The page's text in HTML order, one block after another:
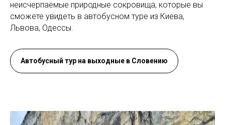
неисчерпаемые природные сокровища, которые вы
сможете увидеть в автобусном туре из Киева,
Львова, Одессы.
Автобусный тур на выходные в Словению